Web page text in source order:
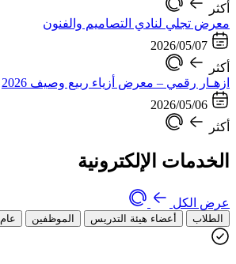
أكثر
معرض تجلي لنادي التصاميم والفنون
2026/05/07
أكثر
ازهـار رقمي – معرض أزياء ربيع وصيف 2026
2026/05/06
أكثر
الخدمات الإلكترونية
عرض الكل
الطلاب أعضاء هيئة التدريس الموظفين عام